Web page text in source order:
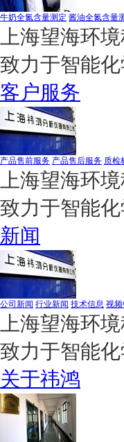
牛奶全氮含量测定 酱油全氮含量
上海望海环
致力于智能
客户服务
产品售前服务 产品售后服务 质检
上海望海环
致力于智能
新闻
公司新闻 行业新闻 技术信息 视
上海望海环
致力于智能
关于祎鸿